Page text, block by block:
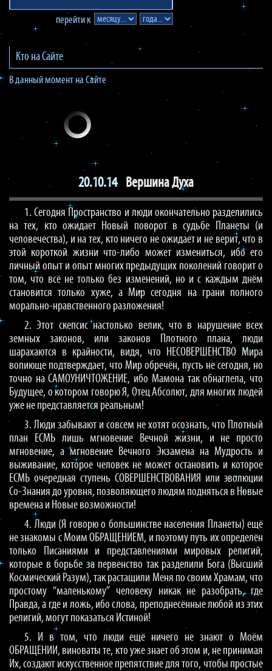
перейти к
Кто на Сайте
В данный момент на Сайте
20.10.14 Вершина Духа
1. Сегодня Пространство и люди окончательно разделились
на тех, кто ожидает Новый поворот в судьбе Планеты (и
человечества), и на тех, кто ничего не ожидает и не верит, что в
этой короткой жизни что-либо может измениться, ибо его
личный опыт и опыт многих предыдущих поколений говорит о
том, что всё не только без изменений, но и с каждым днём
становится только хуже, а Мир сегодня на грани полного
морально-нравственного разложения!
2. Этот скепсис настолько велик, что в нарушение всех
земных законов, или законов Плотного плана, люди
шарахаются в крайности, видя, что НЕСОВЕРШЕНСТВО Мира
вопиюще подтверждает, что Мир обречён, пусть не сегодня, но
точно на САМОУНИЧТОЖЕНИЕ, ибо Мамона так обнаглела, что
Будущее, о котором говорю Я, Отец Абсолют, для многих людей
уже не представляется реальным!
3. Люди забывают и совсем не хотят осознать, что Плотный
план ЕСМЬ лишь мгновение Вечной жизни, и не просто
мгновение, а мгновение Вечного Экзамена на Мудрость и
выживание, которое человек не может остановить и которое
ЕСМЬ очередная ступень СОВЕРШЕНСТВОВАНИЯ или эволюции
Со-Знания до уровня, позволяющего людям подняться в Новые
времена и Новые возможности!
4. Люди (Я говорю о большинстве населения Планеты) ещё
не знакомы с Моим ОБРАЩЕНИЕМ, и поэтому путь их определён
только Писаниями и представлениями мировых религий,
которые в борьбе за первенство так разделили Бога (Высший
Космический Разум), так растащили Меня по своим Храмам, что
простому “маленькому” человеку никак не разобрать, где
Правда, а где и ложь, ибо слова, преподнесённые любой из этих
религий, могут показаться Истиной!
5. И в том, что люди ещё ничего не знают о Моём
ОБРАЩЕНИИ, виноваты те, кто уже знает об этом и, не принимая
Их, создают искусственное препятствие для того, чтобы простые